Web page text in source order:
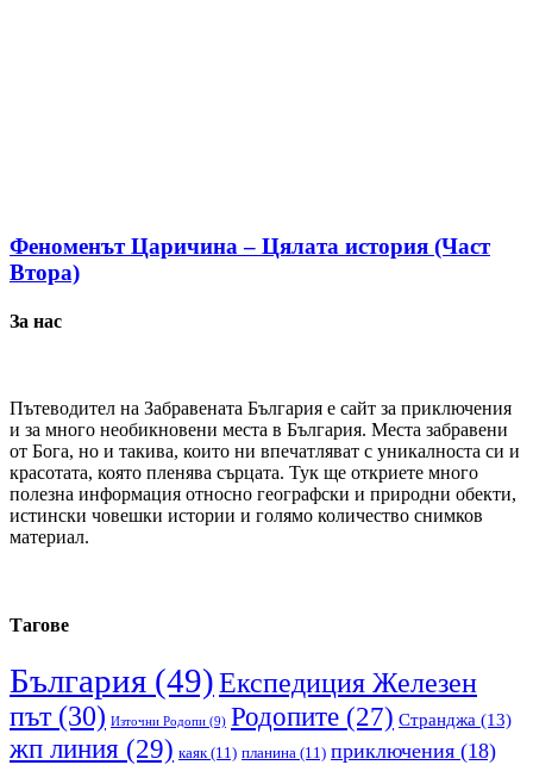
Феноменът Царичина – Цялата история (Част
Втора)
За нас
Пътеводител на Забравената България е сайт за приключения
и за много необикновени места в България. Места забравени
от Бога, но и такива, които ни впечатляват с уникалноста си и
красотата, която пленява сърцата. Тук ще откриете много
полезна информация относно географски и природни обекти,
истински човешки истории и голямо количество снимков
материал.
Тагове
България (49)Експедиция Железен
път(30) Източни Родопи (9) Родопите (27) Странджа (13)
жп линия (29) каяк(11) планина (11) приключения (18)